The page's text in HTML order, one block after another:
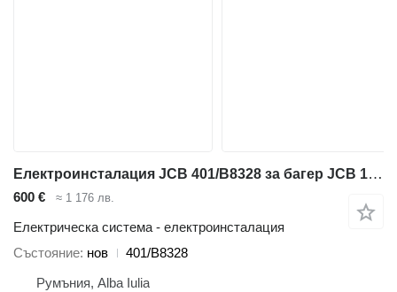
Електроинсталация JCB 401/B8328 за багер JCB 131X L 4F 131X L SV 140X L 4F 140X L SV 150X H 4F 150X H SV 150X L 4F 150X L SV 150X LT 4F 150X LT SV 210X LC SV 210X LC MONO T4F 210X SC SV 210X SC MONO T4F 220LCD TAB T4F 220LCXD MON0 T4F 220X C SV 220X LC SV 220X LC MONO LR T4F 220X LC MONO T4F 220X LC TAB T4F 220X LC XTRA SV 220X LCD MONO T4F 220X SC SV 220X SC MONO T4F 220X SLC T4F MONO 245XRL 4F 245XRL SV 245XRL D4F 245XRLT SV
600 € ≈ 1 176 лв.
Електрическа система - електроинсталация
Състояние нов
401/B8328
Румъния, Alba Iulia